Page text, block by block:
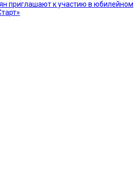
приглашают к участию в юбилейном